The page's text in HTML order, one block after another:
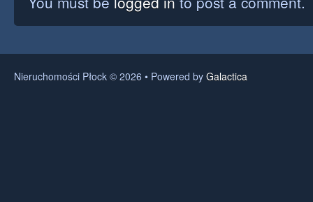
Nieruchomości Płock © 2026 • Powered by Galactica